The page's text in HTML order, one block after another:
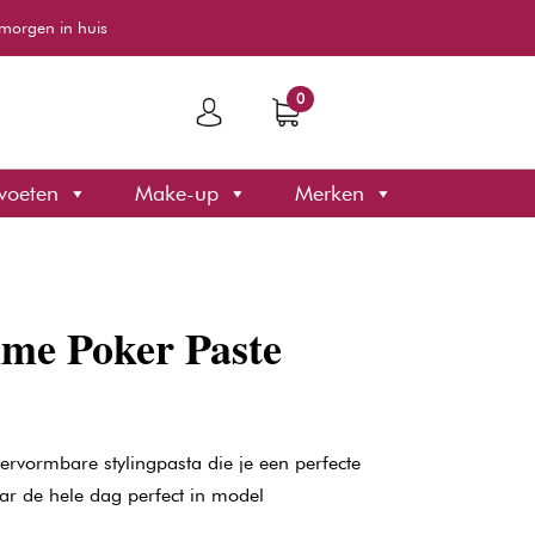
in huis
0
Make-up Merken
Poker Paste
stylingpasta die je een perfecte
de hele dag perfect in model